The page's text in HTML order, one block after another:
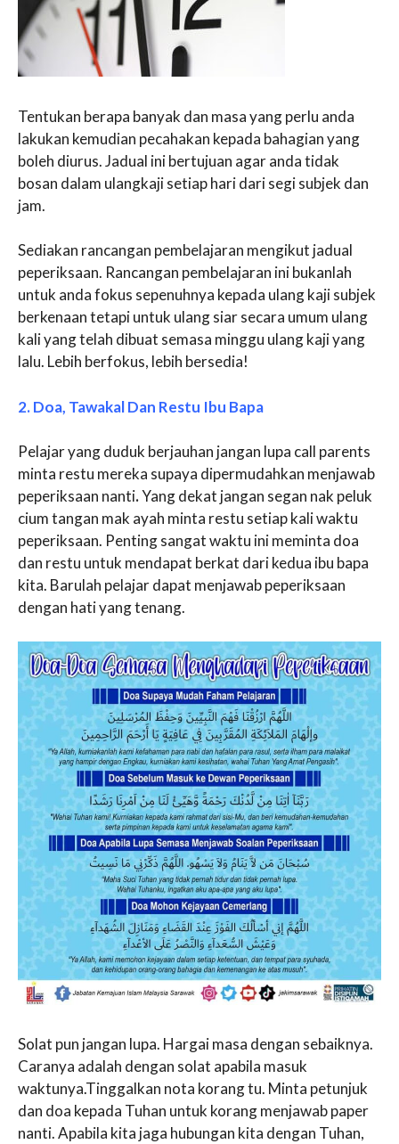
Tentukan berapa banyak dan masa yang perlu anda
lakukan kemudian pecahakan kepada bahagian yang
boleh diurus. Jadual ini bertujuan agar anda tidak
bosan dalam ulangkaji setiap hari dari segi subjek dan
jam.
Sediakan rancangan pembelajaran mengikut jadual
peperiksaan. Rancangan pembelajaran ini bukanlah
untuk anda fokus sepenuhnya kepada ulang kaji subjek
berkenaan tetapi untuk ulang siar secara umum ulang
kali yang telah dibuat semasa minggu ulang kaji yang
lalu. Lebih berfokus, lebih bersedia!
2. Doa, Tawakal Dan Restu Ibu Bapa
Pelajar yang duduk berjauhan jangan lupa call parents
minta restu mereka supaya dipermudahkan menjawab
peperiksaan nanti.Yang dekat jangan segan nak peluk
cium tangan mak ayah minta restu setiap kali waktu
peperiksaan. Penting sangat waktu ini meminta doa
dan restu untuk mendapat berkat dari kedua ibu bapa
kita. Barulah pelajar dapat menjawab peperiksaan
dengan hati yang tenang.
Solat pun jangan lupa. Hargai masa dengan sebaiknya.
Caranya adalah dengan solat apabila masuk
waktunya.Tinggalkan nota korang tu. Minta petunjuk
dan doa kepada Tuhan untuk korang menjawab paper
nanti. Apabila kita jaga hubungan kita dengan Tuhan,